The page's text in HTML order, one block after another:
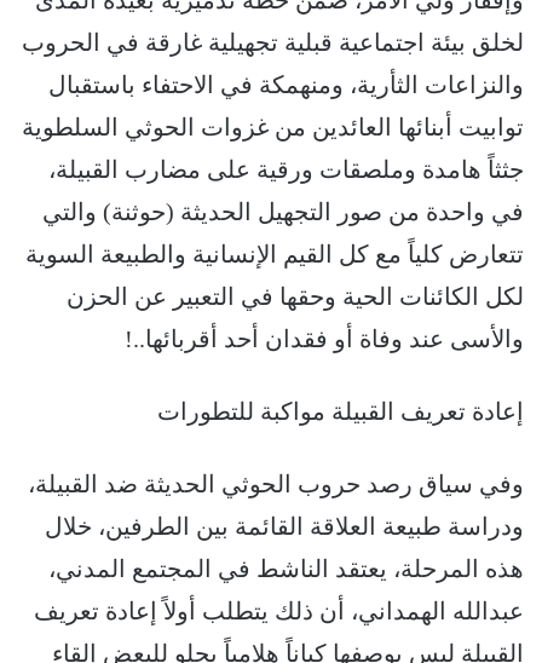
لخلق بيئة اجتماعية قبلية تجهيلية غارقة في الحروب
والنزاعات الثأرية، ومنهمكة في الاحتفاء باستقبال
توابيت أبنائها العائدين من غزوات الحوثي السلطوية
جثثاً هامدة وملصقات ورقية على مضارب القبيلة،
في واحدة من صور التجهيل الحديثة (حوثنة) والتي
تتعارض كلياً مع كل القيم الإنسانية والطبيعة السوية
لكل الكائنات الحية وحقها في التعبير عن الحزن
والأسى عند وفاة أو فقدان أحد أقربائها..!
إعادة تعريف القبيلة مواكبة للتطورات
وفي سياق رصد حروب الحوثي الحديثة ضد القبيلة،
ودراسة طبيعة العلاقة القائمة بين الطرفين، خلال
هذه المرحلة، يعتقد الناشط في المجتمع المدني،
عبدالله الهمداني، أن ذلك يتطلب أولاً إعادة تعريف
القبيلة ليس بوصفها كياناً هلامياً يحلو للبعض إلقاء